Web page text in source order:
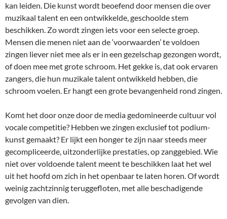
kan leiden. Die kunst wordt beoefend door mensen die over
muzikaal talent en een ontwikkelde, geschoolde stem
beschikken. Zo wordt zingen iets voor een selecte groep.
Mensen die menen niet aan de ‘voorwaarden’ te voldoen
zingen liever niet mee als er in een gezelschap gezongen wordt,
of doen mee met grote schroom. Het gekke is, dat ook ervaren
zangers, die hun muzikale talent ontwikkeld hebben, die
schroom voelen. Er hangt een grote bevangenheid rond zingen.
Komt het door onze door de media gedomineerde cultuur vol
vocale competitie? Hebben we zingen exclusief tot podium-
kunst gemaakt? Er lijkt een honger te zijn naar steeds meer
gecompliceerde, uitzonderlijke prestaties, op zanggebied. Wie
niet over voldoende talent meent te beschikken laat het wel
uit het hoofd om zich in het openbaar te laten horen. Of wordt
weinig zachtzinnig teruggefloten, met alle beschadigende
gevolgen van dien.